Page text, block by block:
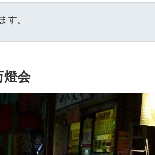
す。
燈会